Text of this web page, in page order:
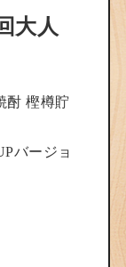
大人
酎 樫樽貯
バージョ